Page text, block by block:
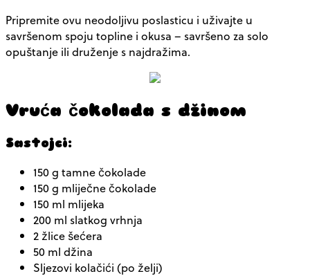
Pripremite ovu neodoljivu poslasticu i uživajte u
savršenom spoju topline i okusa – savršeno za solo
opuštanje ili druženje s najdražima.
Vruća čokolada s džinom
Sastojci:
150 g tamne čokolade
150 g mliječne čokolade
150 ml mlijeka
200 ml slatkog vrhnja
2 žlice šećera
50 ml džina
Sljezovi kolačići (po želji)